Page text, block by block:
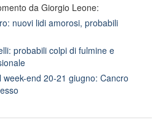
da Giorgio Leone:
nuovi lidi amorosi, probabili
probabili colpi di fulmine e
end 20-21 giugno: Cancro